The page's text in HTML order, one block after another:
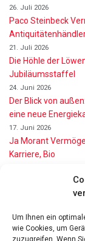
Um Ihnen ein
wie Cookies, um
zuzugreifen. Wenn
26. Juli 2026
Paco Steinbeck
21. Juli 2026
Die Höhle der
Jubiläumsstaffel
24. Juni 2026
Der Blick von
eine neue
17. Juni 2026
Ja Morant
Karriere, Bio
Alice Walton
wirklich
11. Juni 2026